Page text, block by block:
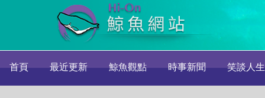
首頁 最近更新 鯨魚觀點 時事新聞 笑談人生